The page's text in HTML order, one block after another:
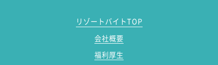
リゾートバイトTOP
会社概要
福利厚生